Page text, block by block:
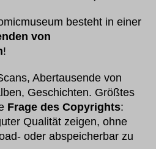
besteht in einer
von
!
Abertausende von
Geschichten. Größtes
Frage des Copyrights:
Qualität zeigen, ohne
oder abspeicherbar zu